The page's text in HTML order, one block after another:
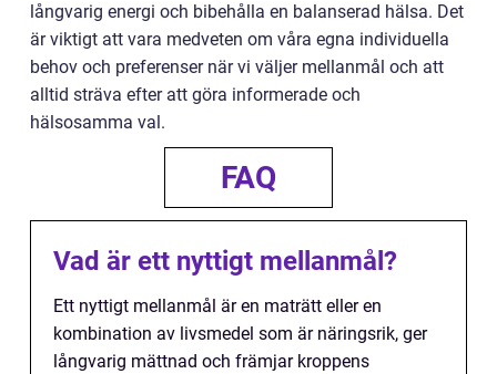
långvarig energi och bibehålla en balanserad hälsa. Det
är viktigt att vara medveten om våra egna individuella
behov och preferenser när vi väljer mellanmål och att
alltid sträva efter att göra informerade och
hälsosamma val.
FAQ
Vad är ett nyttigt mellanmål?
Ett nyttigt mellanmål är en maträtt eller en
kombination av livsmedel som är näringsrik, ger
långvarig mättnad och främjar kroppens